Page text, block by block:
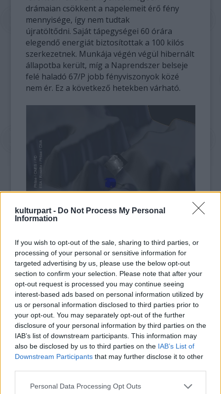
kulturpart - Do Not Process My Personal
Information
If you wish to opt-out of the sale, sharing to third parties, or
processing of your personal or sensitive information for
targeted advertising by us, please use the below opt-out
section to confirm your selection. Please note that after your
opt-out request is processed you may continue seeing
interest-based ads based on personal information utilized by
us or personal information disclosed to third parties prior to
your opt-out. You may separately opt-out of the further
disclosure of your personal information by third parties on the
IAB’s list of downstream participants. This information may
also be disclosed by us to third parties on the IAB’s List of
Downstream Participants that may further disclose it to other
Please note that this website/app uses one or more Google
Personal Data Processing Opt Outs
drámaian csökkent a napelemeit érő fény
mennyisége, így nem tudtak
újratöltődni. Saját tápegységei 60 órára
elegendő energiát biztosítottak a 100 kilós
szerkezetnek. Munkája végén végül hibernált
állapotba került, míg a Naprendszer belseje
felé haladó 67/P jobb fényviszonyok közé
nem ér. Ez a következő hetekben várható.
A grafika a Philae pozícióját ábrázolja azzal a közeli
sziklával, melyet lencsevégre kapott a 67P felszínének
topográfiai modelljén. (Fotó:
ESA/Rosetta/Philae/CNES/FD/CIVA/Hirado.hu)
Bibring megmutatta azt a felvételt is, amely a
Philae tartózkodási helyén készült. A képet
már korábban közzétették, ám közben az
elemzések során új részleteket fedeztek fel
rajta. A felvételen a Philae mellett emelkedő
fal látható, amelyet Perihelion-sziklának